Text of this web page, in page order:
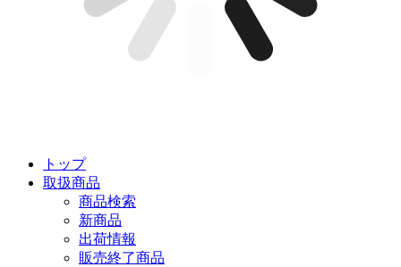
トップ
取扱商品
商品検索
新商品
出荷情報
販売終了商品